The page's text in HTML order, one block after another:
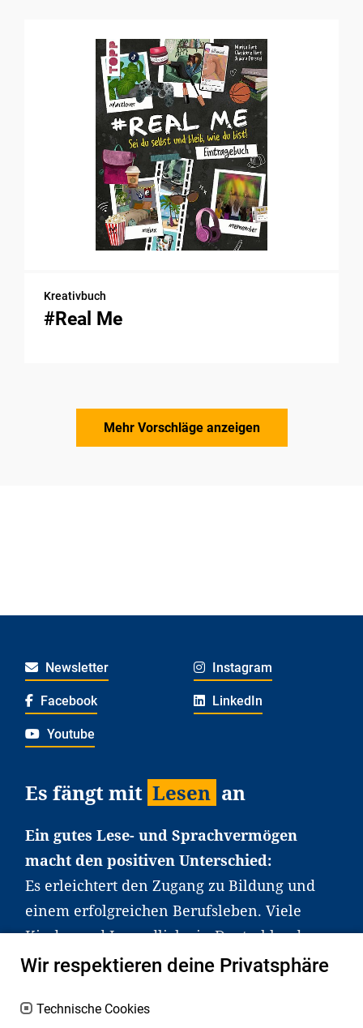
Kreativbuch
#Real Me
Mehr Vorschläge anzeigen
Newsletter Instagram
Facebook LinkedIn
Youtube
Es fängt mit Lesen an
Ein gutes Lese- und Sprachvermögen
macht den positiven Unterschied:
Es erleichtert den Zugang zu Bildung und
einem erfolgreichen Berufsleben. Viele
Kinder und Jugendliche in Deutschland
haben aber große Schwierigkeiten dabei.
an Familien sowie an Erzieher*innen,
Wir respektieren deine Privatsphäre
Technische Cookies